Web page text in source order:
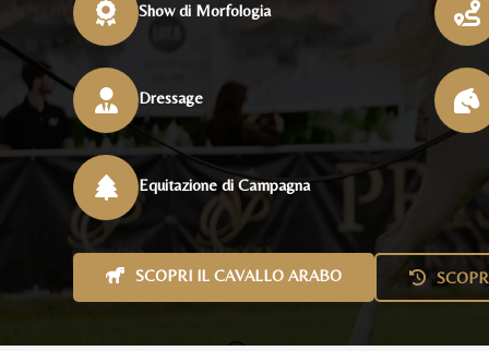
Show di Morfologia
Dressage
Equitazione di Campagna
SCOPRI IL CAVALLO ARABO